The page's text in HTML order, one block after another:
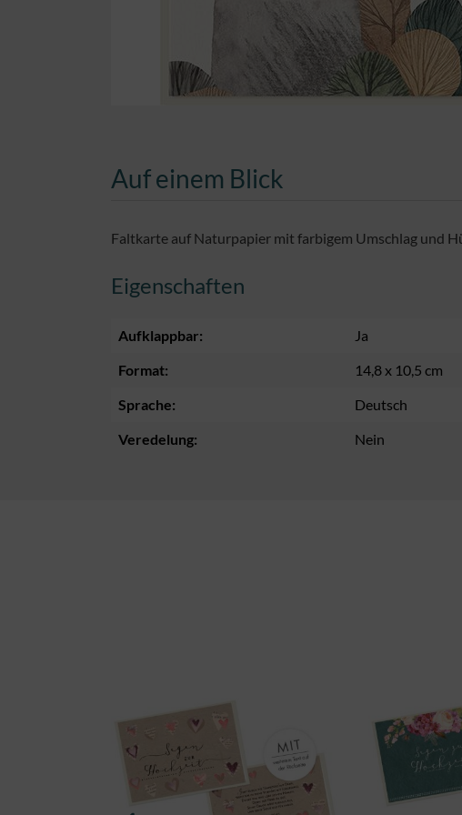
Auf einem Blick
Faltkarte auf Naturpapier mit farbigem Umschlag und
Eigenschaften
Aufklappbar:
Ja
Format:
14,8 x 10,5 cm
Sprache:
Deutsch
Veredelung:
Nein